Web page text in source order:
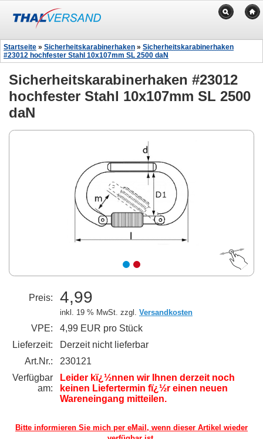
Startseite » Sicherheitskarabinerhaken » Sicherheitskarabinerhaken
#23012 hochfester Stahl 10x107mm SL 2500 daN
Sicherheitskarabinerhaken #23012
hochfester Stahl 10x107mm SL 2500
daN
Preis: 4,99
inkl. 19 % MwSt. zzgl. Versandkosten
VPE:
4,99 EUR pro Stück
Lieferzeit:
Derzeit nicht lieferbar
Art.Nr.:
230121
Verfügbar
am:
Leider kï¿½nnen wir Ihnen derzeit noch
keinen Liefertermin fï¿½r einen neuen
Wareneingang mitteilen.
Bitte informieren Sie mich per eMail, wenn dieser Artikel wieder